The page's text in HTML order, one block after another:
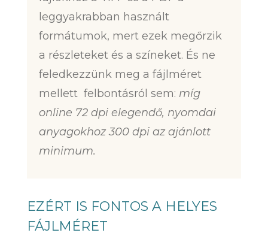
leggyakrabban használt
formátumok, mert ezek megőrzik
a részleteket és a színeket. És ne
feledkezzünk meg a fájlméret
mellett felbontásról sem: míg
online 72 dpi elegendő, nyomdai
anyagokhoz 300 dpi az ajánlott
minimum.
EZÉRT IS FONTOS A HELYES
FÁJLMÉRET